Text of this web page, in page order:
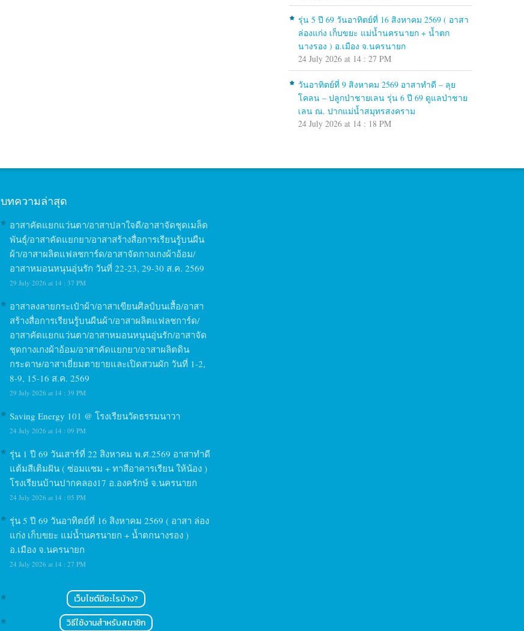
รุ่น 5 ปี 69 วันอาทิตย์ที่ 16 สิงหาคม 2569 ( อาสา
ล่องแก่ง เก็บขยะ แม่น้ำนครนายก + น้ำตก
นางรอง ) อ.เมือง จ.นครนายก
24 July 2026 at 14 : 27 PM
วันอาทิตย์ที่ 9 สิงหาคม 2569 อาสาทำดี – ลุย
โคลน – ปลูกป่าชายเลน รุ่น 6 ปี 69 ดูแลป่าชาย
เลน ณ. ปากแม่น้ำสมุทรสงคราม
24 July 2026 at 14 : 18 PM
บทความล่าสุด
อาสาคัดแยกแว่นตา/อาสาปลาใจดี/อาสาจัดชุดเมล็ด
พันธุ์/อาสาคัดแยกยา/อาสาสร้างสื่อการเรียนรู้บนผืน
ผ้า/อาสาผลิตแฟลชการ์ด/อาสาจัดกางเกงผ้าอ้อม/
อาสาหมอนหนุนอุ่นรัก วันที่ 22-23, 29-30 ส.ค. 2569
29 July 2026 at 14 : 37 PM
อาสาลงลายกระเป๋าผ้า/อาสาเขียนศิลป์บนเสื้อ/อาสา
สร้างสื่อการเรียนรู้บนผืนผ้า/อาสาผลิตแฟลชการ์ด/
อาสาคัดแยกแว่นตา/อาสาหมอนหนุนอุ่นรัก/อาสาจัด
ชุดกางเกงผ้าอ้อม/อาสาคัดแยกยา/อาสาผลิตดิน
กระดาษ/อาสาเยี่ยมตายายและเปิดสวนผัก วันที่ 1-2,
8-9, 15-16 ส.ค. 2569
29 July 2026 at 14 : 39 PM
Saving Energy 101 @ โรงเรียนวัดธรรมนาวา
24 July 2026 at 14 : 09 PM
รุ่น 1 ปี 69 วันเสาร์ที่ 22 สิงหาคม พ.ศ.2569 อาสาทำดี
แต้มสีเติมฝัน ( ซ่อมแซม + ทาสีอาคารเรียน ให้น้อง )
โรงเรียนบ้านปากคลอง17 อ.องครักษ์ จ.นครนายก
24 July 2026 at 14 : 05 PM
รุ่น 5 ปี 69 วันอาทิตย์ที่ 16 สิงหาคม 2569 ( อาสา ล่อง
แก่ง เก็บขยะ แม่น้ำนครนายก + น้ำตกนางรอง )
อ.เมือง จ.นครนายก
24 July 2026 at 14 : 27 PM
เว็บไซต์มีอะไรบ้าง?
วิธีใช้งานสำหรับสมาชิก